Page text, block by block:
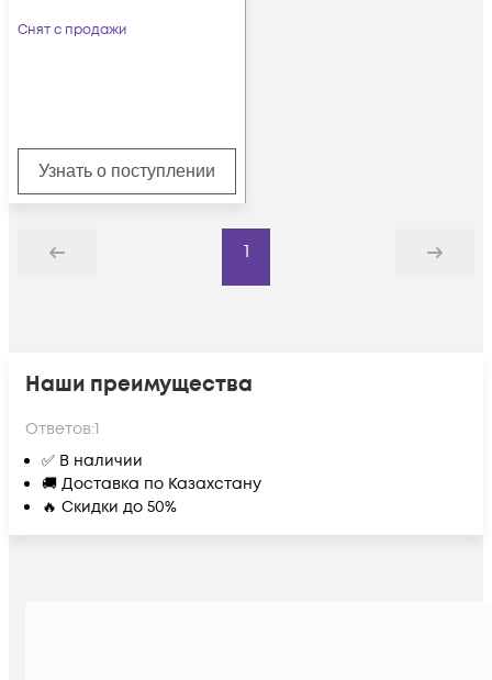
Снят с продажи
Узнать о поступлении
Назад
1
Дальше
Наши преимущества
Ответов:1
✅ В наличии
🚚 Доставка по Казахстану
🔥 Скидки до 50%